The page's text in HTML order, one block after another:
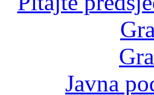
Javna